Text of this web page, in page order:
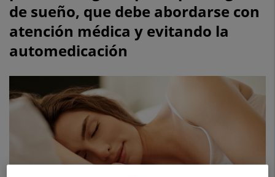
los
adultos
presenta
tipo
patología
de
sueño,
atención
de sueño, que debe abordarse con
atención médica y evitando la
automedicación